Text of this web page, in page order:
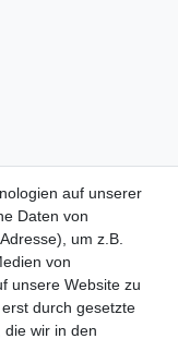
auf unserer
Daten von
um z.B.
von
unsere Website zu
durch gesetzte
die wir in den